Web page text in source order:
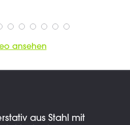
ansehen
aus Stahl mit